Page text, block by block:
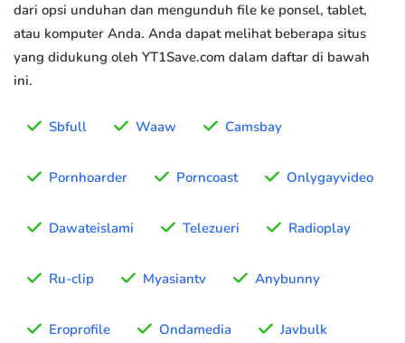
dari opsi unduhan dan mengunduh file ke ponsel, tablet,
atau komputer Anda. Anda dapat melihat beberapa situs
yang didukung oleh YT1Save.com dalam daftar di bawah
ini.
Sbfull Waaw Camsbay
Pornhoarder Porncoast Onlygayvideo
Dawateislami Telezueri Radioplay
Ru-clip Myasiantv Anybunny
Eroprofile Ondamedia Javbulk